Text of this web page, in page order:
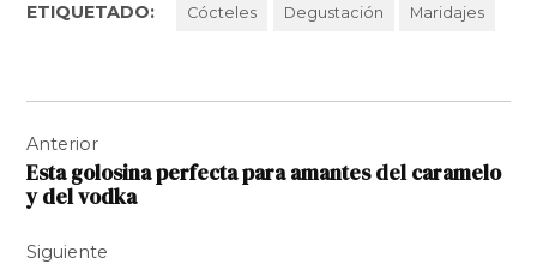
ETIQUETADO: Cócteles Degustación Maridajes
de
entradas
Anterior
Esta golosina perfecta para amantes del caramelo
y del vodka
Siguiente